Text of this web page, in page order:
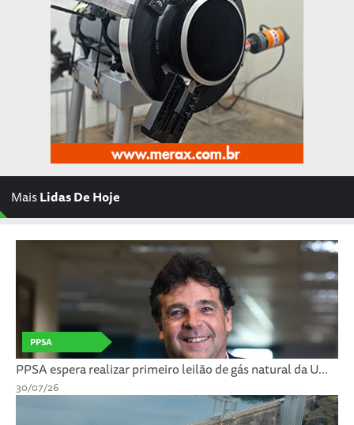
MaisLidas De Hoje
PPSA
PPSA espera realizar primeiro leilão de gás natural da U...
30/07/26